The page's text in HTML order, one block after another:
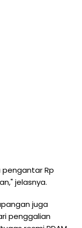
pengantar Rp
jelasnya.
juga
penggalian